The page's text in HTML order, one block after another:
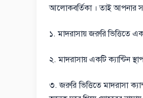
আলোকবর্তিকা । তাই আপনার
১. মাদরাসায় জরুরি ভিত্তিতে
২. মাদরাসায় একটি ক্যান্টিন
৩. জরুরি ভিত্তিতে মাদরাসা